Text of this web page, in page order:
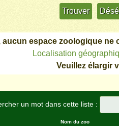
aucun espace zoologique
Localisation
Veuillez élargir
un mot dans cette liste :
Nom du zoo